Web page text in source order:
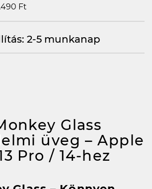
Ft
2-5 munkanap
Glass
üveg – Apple
Pro / 14-hez